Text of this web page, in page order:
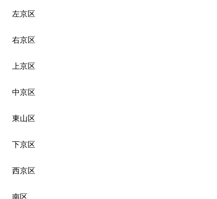
左京区
右京区
上京区
中京区
東山区
下京区
西京区
南区